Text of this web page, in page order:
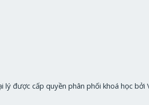
được cấp quyền phân phối khoá học bởi